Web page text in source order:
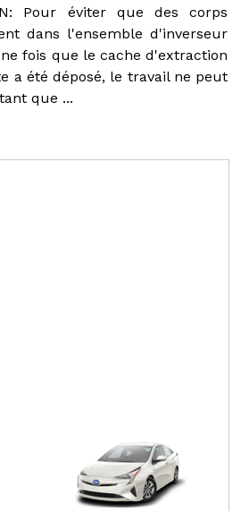
Pour éviter que des corps
dans l'ensemble d'inverseur
fois que le cache d'extraction
a été déposé, le travail ne peut
que ...